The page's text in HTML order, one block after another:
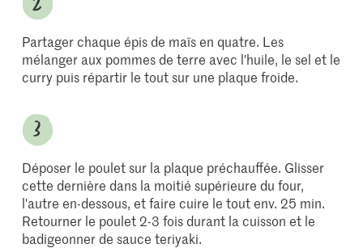
Partager chaque épis de maïs en quatre. Les
mélanger aux pommes de terre avec l'huile, le sel et le
curry puis répartir le tout sur une plaque froide.
Déposer le poulet sur la plaque préchauffée. Glisser
cette dernière dans la moitié supérieure du four,
l'autre en-dessous, et faire cuire le tout env. 25 min.
Retourner le poulet 2-3 fois durant la cuisson et le
badigeonner de sauce teriyaki.